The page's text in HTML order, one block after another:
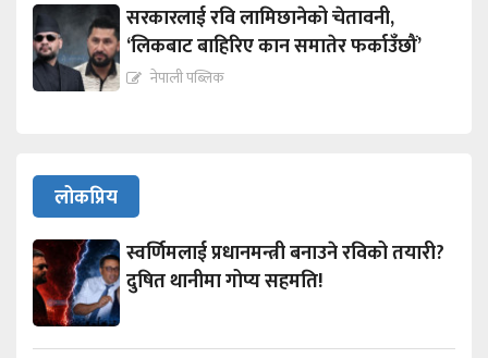
सरकारलाई रवि लामिछानेको चेतावनी,
‘लिकबाट बाहिरिए कान समातेर फर्काउँछौं’
नेपाली पब्लिक
लोकप्रिय
स्वर्णिमलाई प्रधानमन्त्री बनाउने रविको तयारी?
दुषित थानीमा गोप्य सहमति!